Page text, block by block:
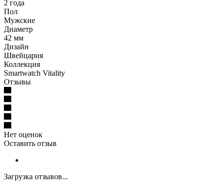
2 года
Пол
Мужские
Диаметр
42 мм
Дизайн
Швейцария
Коллекция
Smartwatch Vitality
Отзывы
Нет оценок
Оставить отзыв
Загрузка отзывов...